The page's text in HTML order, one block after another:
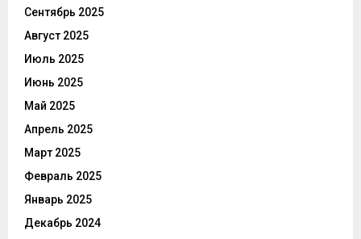
Сентябрь 2025
Август 2025
Июль 2025
Июнь 2025
Май 2025
Апрель 2025
Март 2025
Февраль 2025
Январь 2025
Декабрь 2024